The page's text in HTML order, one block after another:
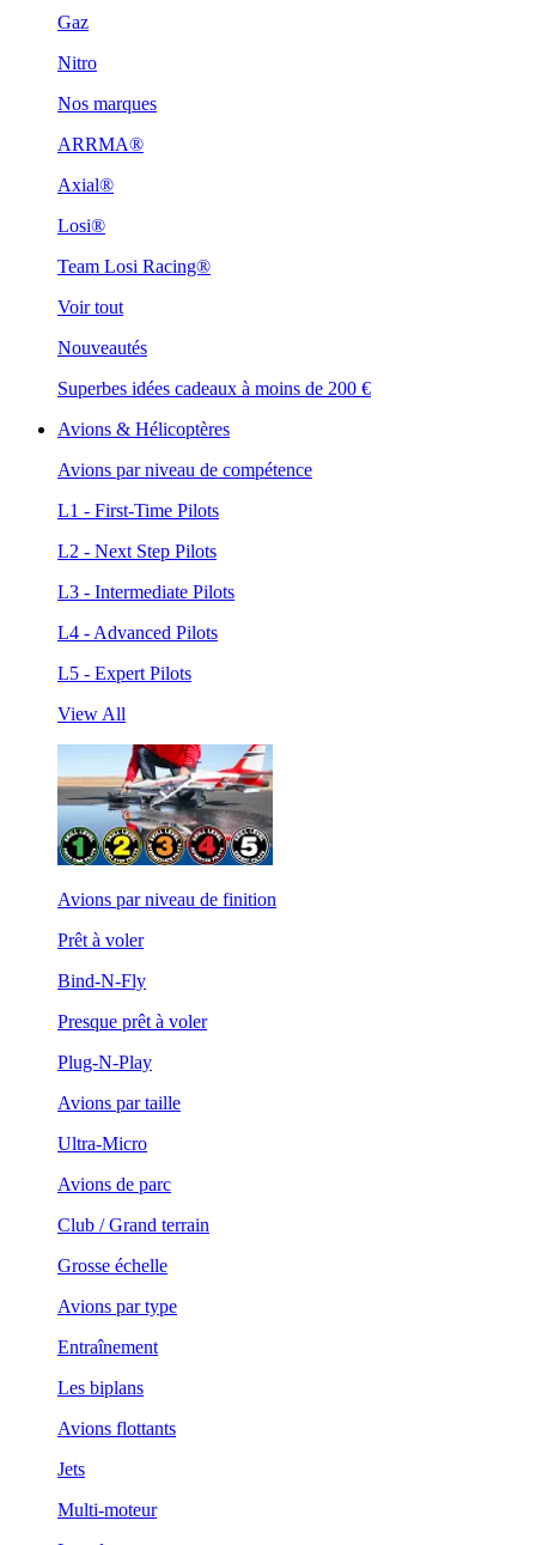
Gaz
Nitro
Nos marques
ARRMA®
Axial®
Losi®
Team Losi Racing®
Voir tout
Nouveautés
Superbes idées cadeaux à moins de 200 €
Avions & Hélicoptères
Avions par niveau de compétence
L1 - First-Time Pilots
L2 - Next Step Pilots
L3 - Intermediate Pilots
L4 - Advanced Pilots
L5 - Expert Pilots
View All
Avions par niveau de finition
Prêt à voler
Bind-N-Fly
Presque prêt à voler
Plug-N-Play
Avions par taille
Ultra-Micro
Avions de parc
Club / Grand terrain
Grosse échelle
Avions par type
Entraînement
Les biplans
Avions flottants
Jets
Multi-moteur